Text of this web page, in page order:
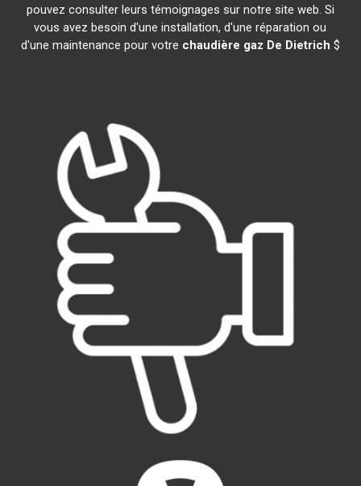
pouvez consulter leurs témoignages sur notre site web. Si
vous avez besoin d'une installation, d'une réparation ou
d'une maintenance pour votre chaudière gaz De Dietrich $